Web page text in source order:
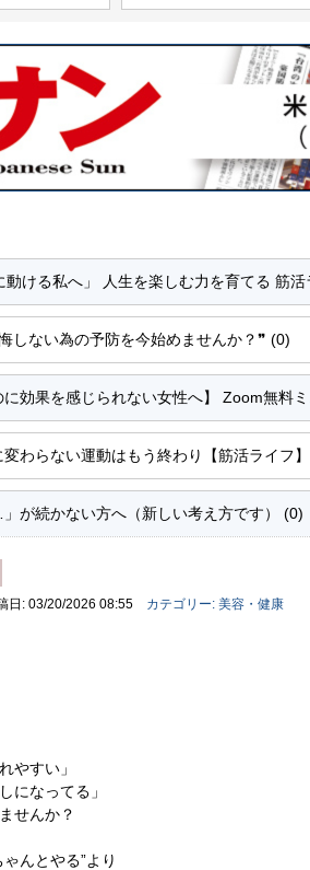
動ける私へ」 人生を楽しむ力を育てる 筋
しない為の予防を今始めませんか？❞ (0)
に効果を感じられない女性へ】 Zoom無料
わらない運動はもう終わり【筋活ライフ
」が続かない方へ（新しい考え方です） (0)
日: 03/20/2026 08:55 カテゴリー: 美容・健康
やすい」
になってる」
せんか？
んとやる”より